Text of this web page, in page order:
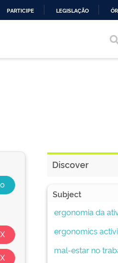
PARTICIPE LEGISLAÇÃO
Discover
Subject
ergonomia da
ergonomics
mal-estar no